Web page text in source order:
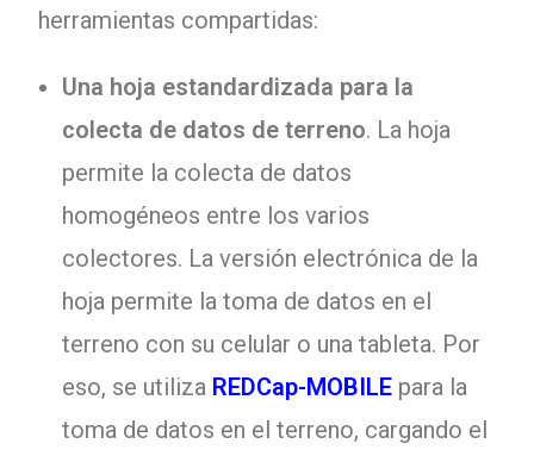
herramientas compartidas:
Una hoja estandardizada para la
colecta de datos de terreno. La hoja
permite la colecta de datos
homogéneos entre los varios
colectores. La versión electrónica de la
hoja permite la toma de datos en el
terreno con su celular o una tableta. Por
eso, se utiliza REDCap-MOBILE para la
toma de datos en el terreno, cargando el